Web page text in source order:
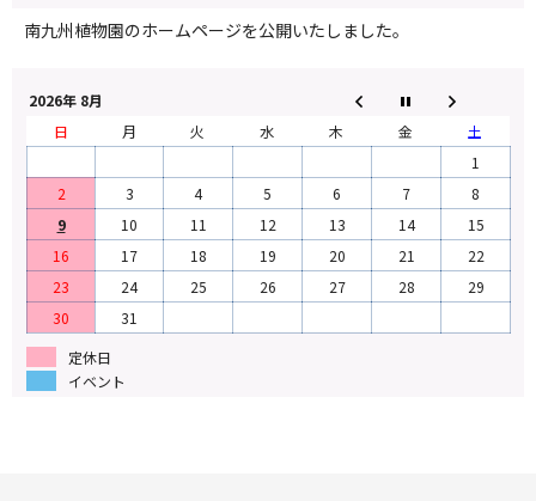
南九州植物園のホームページを公開いたしました。
2026年 8月
日
月 火 水 木 金
土
1
2
3 4 5 6 7
8
9
10 11 12 13 14
15
16
17 18 19 20 21
22
23
24 25 26 27 28
29
30
31
定休日
イベント